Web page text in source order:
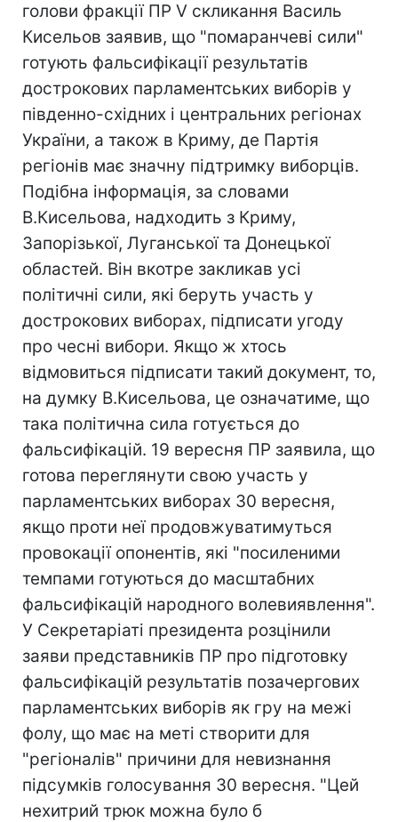
голови фракції ПР V скликання Василь
Кисельов заявив, що "помаранчеві сили"
готують фальсифікації результатів
дострокових парламентських виборів у
південно-східних і центральних регіонах
України, а також в Криму, де Партія
регіонів має значну підтримку виборців.
Подібна інформація, за словами
В.Кисельова, надходить з Криму,
Запорізької, Луганської та Донецької
областей. Він вкотре закликав усі
політичні сили, які беруть участь у
дострокових виборах, підписати угоду
про чесні вибори. Якщо ж хтось
відмовиться підписати такий документ, то,
на думку В.Кисельова, це означатиме, що
така політична сила готується до
фальсифікацій. 19 вересня ПР заявила, що
готова переглянути свою участь у
парламентських виборах 30 вересня,
якщо проти неї продовжуватимуться
провокації опонентів, які "посиленими
темпами готуються до масштабних
фальсифікацій народного волевиявлення".
У Секретаріаті президента розцінили
заяви представників ПР про підготовку
фальсифікацій результатів позачергових
парламентських виборів як гру на межі
фолу, що має на меті створити для
"регіоналів" причини для невизнання
підсумків голосування 30 вересня. "Цей
нехитрий трюк можна було б